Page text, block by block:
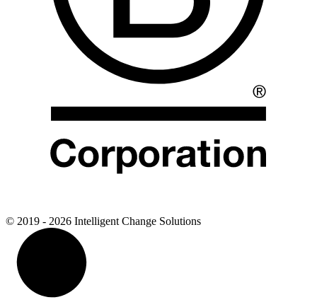
© 2019 - 2026 Intelligent Change Solutions